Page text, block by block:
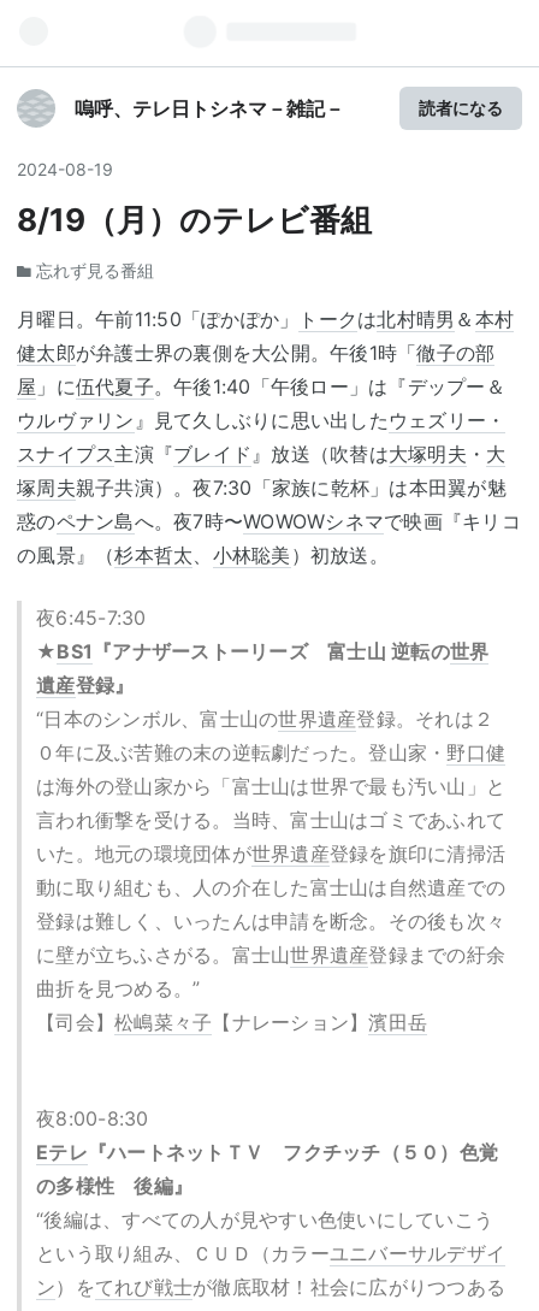
嗚呼、テレ日トシネマ－雑記－ 読者になる
2024-08-19
8/19（月）のテレビ番組
忘れず見る番組
月曜日。午前11:50「ぽかぽか」 トーク は北村晴男 ＆ 本村
健太郎が弁護士界の裏側を大公開。午後1時「徹子の部
屋 」に伍代夏子。午後1:40「午後ロー」は『デップー＆
ウルヴァリン 』見て久しぶりに思い出した ウェズリー・
スナイプス主演『ブレイド 』放送（吹替は大塚明夫 ・ 大
塚周夫親子共演）。夜7:30「家族に乾杯」は本田翼が魅
惑のペナン島へ。夜7時〜WOWOWシネマで映画『キリコ
の風景』（杉本哲太、 小林聡美 ）初放送。
夜6:45-7:30
★BS1 『アナザーストーリーズ 富士山 逆転の世界
遺産登録』
“日本のシンボル、富士山の世界遺産登録。それは２
０年に及ぶ苦難の末の逆転劇だった。登山家・ 野口健
は海外の登山家から「富士山は世界で最も汚い山」と
言われ衝撃を受ける。当時、富士山はゴミであふれて
いた。地元の環境団体が世界遺産登録を旗印に清掃活
動に取り組むも、人の介在した富士山は自然遺産での
登録は難しく、いったんは申請を断念。その後も次々
に壁が立ちふさがる。富士山世界遺産登録までの紆余
曲折を見つめる。”
【司会】 松嶋菜々子 【ナレーション】濱田岳
夜8:00-8:30
Eテレ 『ハートネットＴＶ フクチッチ（５０）色覚
の多様性 後編』
“後編は、すべての人が見やすい色使いにしていこう
という取り組み、ＣＵＤ（カラーユニバーサルデザイ
ン）をてれび戦士が徹底取材！社会に広がりつつある